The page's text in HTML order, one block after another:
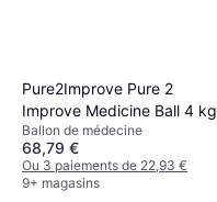
Pure2Improve Pure 2
Improve Medicine Ball 4 kg
Wall Ball
Ballon de médecine
68,79 €
Ou 3 paiements de 22,93 €
9+ magasins